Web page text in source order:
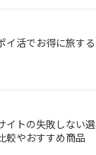
イ活でお得に旅する
イトの失敗しない選
較やおすすめ商品